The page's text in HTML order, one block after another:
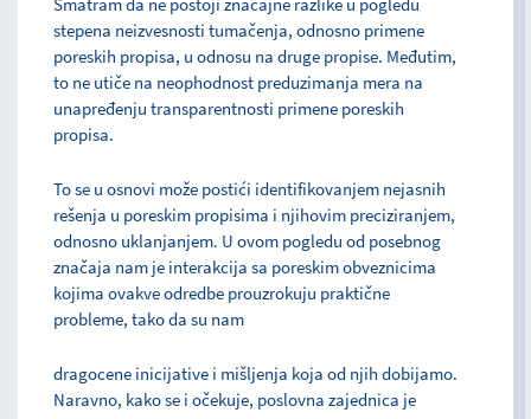
stepena neizvesnosti tumačenja, odnosno primene
poreskih propisa, u odnosu na druge propise. Međutim,
to ne utiče na neophodnost preduzimanja mera na
unapređenju transparentnosti primene poreskih
propisa.
To se u osnovi može postići identifikovanjem nejasnih
rešenja u poreskim propisima i njihovim preciziranjem,
odnosno uklanjanjem. U ovom pogledu od posebnog
značaja nam je interakcija sa poreskim obveznicima
kojima ovakve odredbe prouzrokuju praktične
probleme, tako da su nam
dragocene inicijative i mišljenja koja od njih dobijamo.
Naravno, kako se i očekuje, poslovna zajednica je